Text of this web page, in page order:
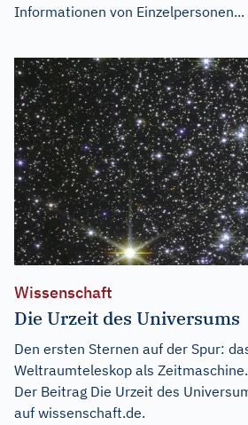
Informationen von Einzelpersonen...
Wissenschaft
Die Urzeit des Universums
Den ersten Sternen auf der Spur:
Weltraumteleskop als Zeitmaschine.
Der Beitrag Die Urzeit des
auf wissenschaft.de.